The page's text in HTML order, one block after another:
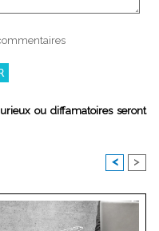
ou diffamatoires seront
< >